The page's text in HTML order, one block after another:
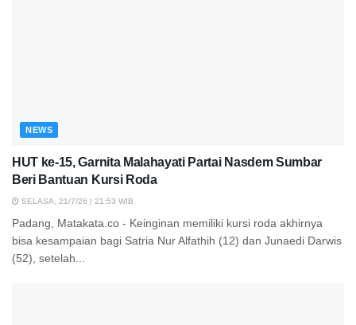
NEWS
HUT ke-15, Garnita Malahayati Partai Nasdem Sumbar
Beri Bantuan Kursi Roda
SELASA, 21/7/26 | 21:53 WIB
Padang, Matakata.co - Keinginan memiliki kursi roda akhirnya
bisa kesampaian bagi Satria Nur Alfathih (12) dan Junaedi Darwis
(52), setelah...